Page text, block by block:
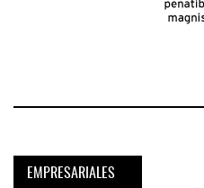
EMPRESARIALES